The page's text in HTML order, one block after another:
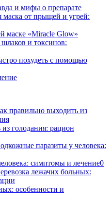
и мифы о препарате
маска от прыщей и угрей:
маске «Miracle Glow»
и токсинов:
похудеть с помощью
голодания: рацион
симптомы и лечение0
особенности и